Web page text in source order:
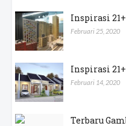
Inspirasi
Februari 25, 2020
Inspirasi
Februari 14, 2020
Terbaru